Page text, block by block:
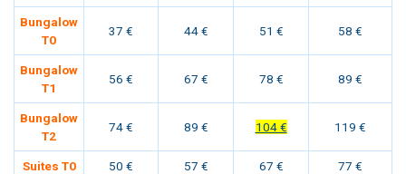
Bungalow
T0
37 € 44 € 51 € 58 €
Bungalow
T1
56 € 67 € 78 € 89 €
Bungalow
T2
74 € 89 € 104 € 119 €
Suites T0 50 € 57 € 67 € 77 €